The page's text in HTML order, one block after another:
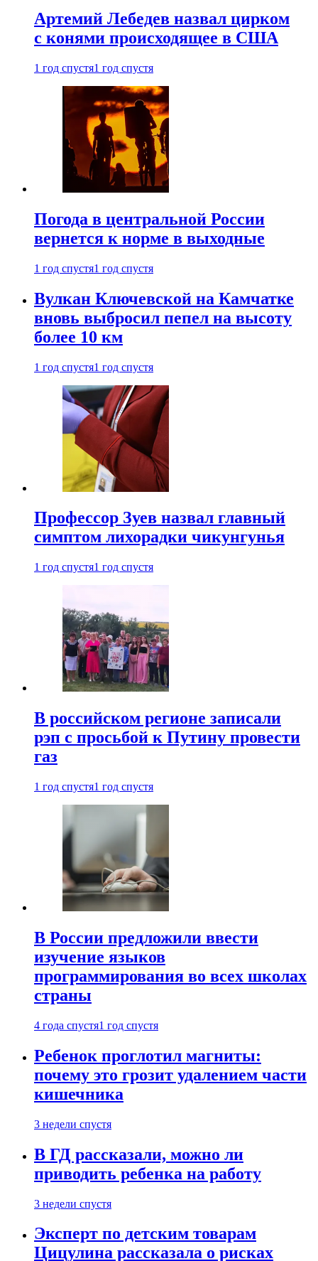
Артемий Лебедев назвал цирком
с конями происходящее в США
1 год спустя1 год спустя
Погода в центральной России
вернется к норме в выходные
1 год спустя1 год спустя
Вулкан Ключевской на Камчатке
вновь выбросил пепел на высоту
более 10 км
1 год спустя1 год спустя
Профессор Зуев назвал главный
симптом лихорадки чикунгунья
1 год спустя1 год спустя
В российском регионе записали
рэп с просьбой к Путину провести
газ
1 год спустя1 год спустя
В России предложили ввести
изучение языков
программирования во всех школах
страны
4 года спустя1 год спустя
Ребенок проглотил магниты:
почему это грозит удалением части
кишечника
3 недели спустя
В ГД рассказали, можно ли
приводить ребенка на работу
3 недели спустя
Эксперт по детским товарам
Цицулина рассказала о рисках